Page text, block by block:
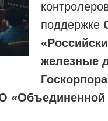
поддержке
железные
«Объединенной